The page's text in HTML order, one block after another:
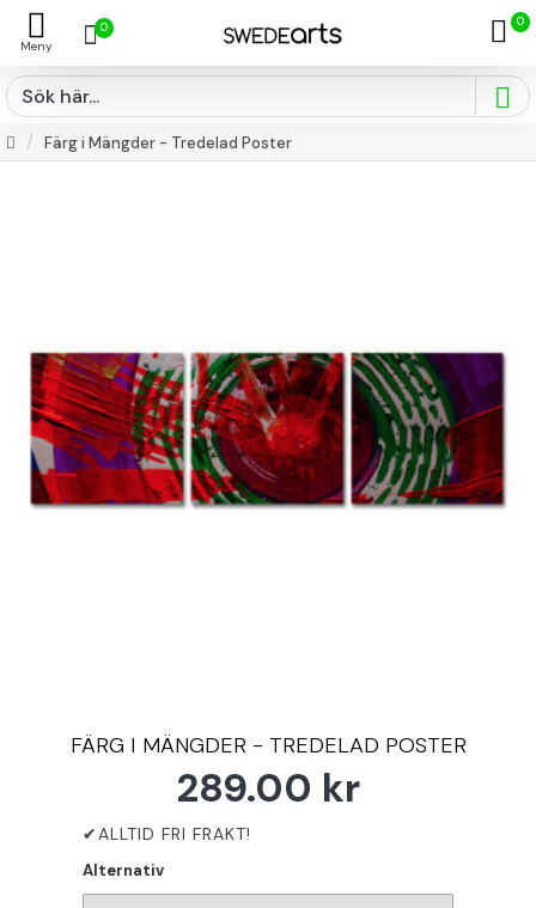
0 0
Färg i Mängder - Tredelad Poster
FÄRG I MÄNGDER - TREDELAD POSTER
289.00 kr
Alternativ